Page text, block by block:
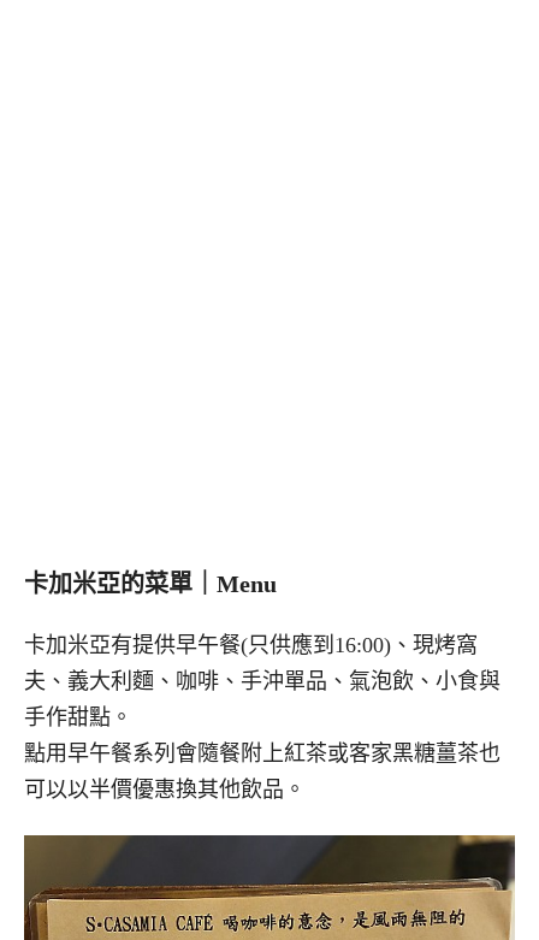
卡加米亞的菜單｜Menu
卡加米亞有提供早午餐(只供應到16:00)、現烤窩
夫、義大利麵、咖啡、手沖單品、氣泡飲、小食與
手作甜點。
點用早午餐系列會隨餐附上紅茶或客家黑糖薑茶也
可以以半價優惠換其他飲品。